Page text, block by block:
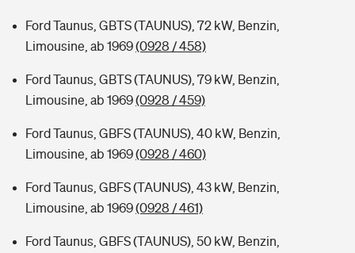
Ford Taunus, GBTS (TAUNUS), 72 kW, Benzin,
Limousine, ab 1969(0928 / 458)
Ford Taunus, GBTS (TAUNUS), 79 kW, Benzin,
Limousine, ab 1969(0928 / 459)
Ford Taunus, GBFS (TAUNUS), 40 kW, Benzin,
Limousine, ab 1969(0928 / 460)
Ford Taunus, GBFS (TAUNUS), 43 kW, Benzin,
Limousine, ab 1969(0928 / 461)
Ford Taunus, GBFS (TAUNUS), 50 kW, Benzin,